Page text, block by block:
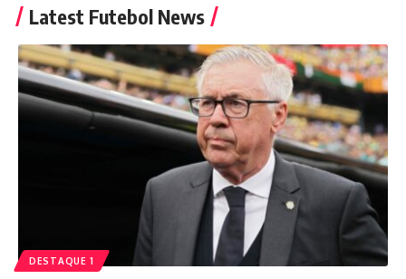
Latest Futebol News
DESTAQUE 1